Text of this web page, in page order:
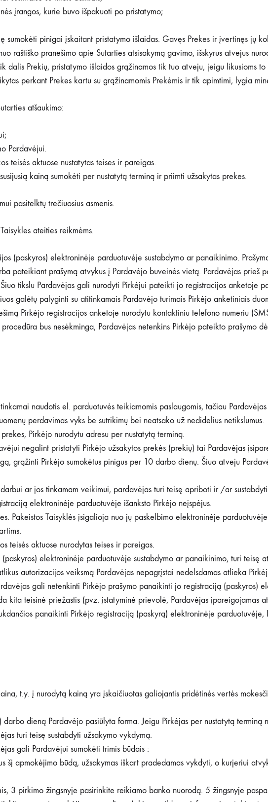
įrangos, kurie buvo išpakuoti po pristatymo;
sumokėti pinigai įskaitant pristatymo išlaidas. Gavęs Prekes ir įvertinęs jų
raštiško pranešimo apie Sutarties atsisakymą gavimo, išskyrus atvejus
Prekių, pristatymo išlaidos grąžinamos tik tuo atveju, jeigu likusioms to
perkant Prekes kartu su grąžinamomis Prekėmis ir tik apimtimi, lygia
atšaukimo:
Pardavėjui.
teisės aktuose nustatytas teises ir pareigas.
kainą sumokėti per nustatytą terminą ir priimti užsakytas prekes.
pasitelktų trečiuosius asmenis.
ateities reikmėms.
(paskyros) elektroninėje parduotuvėje sustabdymo ar panaikinimo.
pateikiant prašymą atvykus į Pardavėjo buveinės vietą. Pardavėjas prieš
tikslu Pardavėjas gali nurodyti Pirkėjui pateikti jo registracijos anketoje
galėtų palyginti su atitinkamais Pardavėjo turimais Pirkėjo anketiniais
Pirkėjo registracijos anketoje nurodytu kontaktiniu telefono numeriu
bus nesėkminga, Pardavėjas netenkins Pirkėjo pateikto prašymo
naudotis el. parduotuvės teikiamomis paslaugomis, tačiau
perdavimas vyks be sutrikimų bei neatsako už nedidelius netikslumus.
Pirkėjo nurodytu adresu per nustatytą terminą.
negalint pristatyti Pirkėjo užsakytos prekės (prekių) tai Pardavėjas
grąžinti Pirkėjo sumokėtus pinigus per 10 darbo dienų. Šiuo atveju
ar jos tinkamam veikimui, pardavėjas turi teisę apriboti ir /ar
elektroninėje parduotuvėje išanksto Pirkėjo neįspėjus.
Pakeistos Taisyklės įsigalioja nuo jų paskelbimo elektroninėje
teisės aktuose nurodytas teises ir pareigas.
elektroninėje parduotuvėje sustabdymo ar panaikinimo, turi teisę
autorizacijos veiksmą Pardavėjas nepagrįstai nedelsdamas atlieka
gali netenkinti Pirkėjo prašymo panaikinti jo registraciją (paskyros)
kita teisinė priežastis (pvz. įstatyminė prievolė, Pardavėjas įpareigojamas
panaikinti Pirkėjo registraciją (paskyrą) elektroninėje parduotuvėje,
t.y. į nurodytą kainą yra įskaičiuotas galiojantis pridėtinės vertės
dieną Pardavėjo pasiūlyta forma. Jeigu Pirkėjas per nustatytą terminą
turi teisę sustabdyti užsakymo vykdymą.
gali Pardavėjui sumokėti trimis būdais :
šį apmokėjimo būdą, užsakymas iškart pradedamas vykdyti, o kurjeriui
3 pirkimo žingsnyje pasirinkite reikiamo banko nuorodą. 5 žingsnyje